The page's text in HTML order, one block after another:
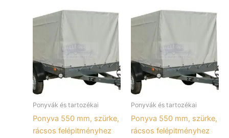
Ponyvák és tartozékai
Ponyva 550 mm, szürke,
rácsos felépitményhez
Ponyvák és tartozékai
Ponyva 550 mm, szürke,
rácsos felépitményhez